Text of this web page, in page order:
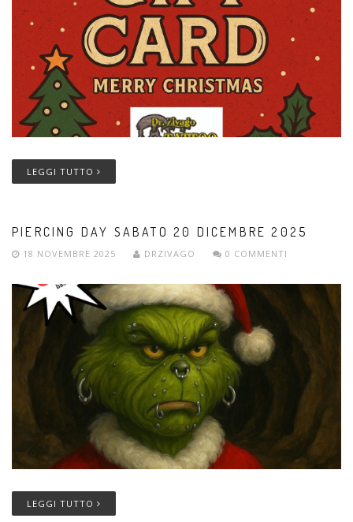
LEGGI TUTTO
PIERCING DAY SABATO 20 DICEMBRE 2025
18 NOVEMBRE 2025 DRZIVAGO 0 COMMENTI
LEGGI TUTTO